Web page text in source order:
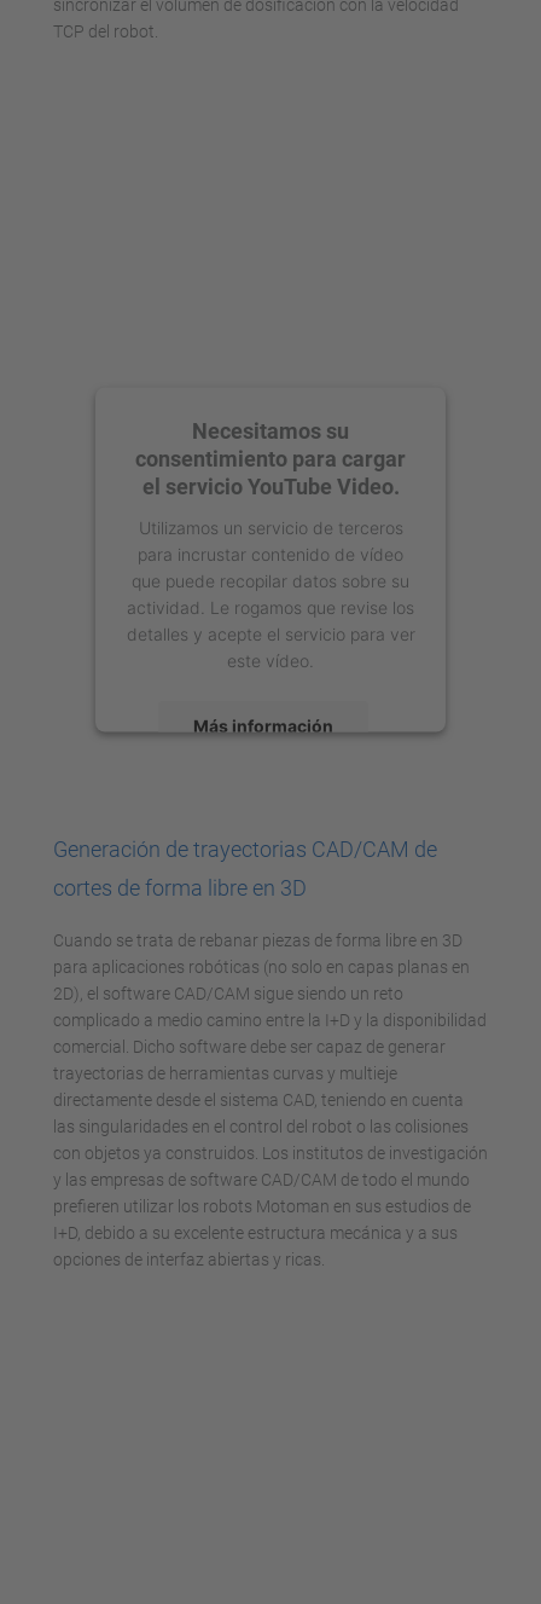
sincronizar el volumen de dosificación con la velocidad
TCP del robot.
Necesitamos su
consentimiento para cargar
el servicio YouTube Video.
Utilizamos un servicio de terceros
para incrustar contenido de vídeo
que puede recopilar datos sobre su
actividad. Le rogamos que revise los
detalles y acepte el servicio para ver
este vídeo.
Más información
Management Platform
Generación de trayectorias CAD/CAM de
cortes de forma libre en 3D
Cuando se trata de rebanar piezas de forma libre en 3D
para aplicaciones robóticas (no solo en capas planas en
2D), el software CAD/CAM sigue siendo un reto
complicado a medio camino entre la I+D y la disponibilidad
comercial. Dicho software debe ser capaz de generar
trayectorias de herramientas curvas y multieje
directamente desde el sistema CAD, teniendo en cuenta
las singularidades en el control del robot o las colisiones
con objetos ya construidos. Los institutos de investigación
y las empresas de software CAD/CAM de todo el mundo
prefieren utilizar los robots Motoman en sus estudios de
I+D, debido a su excelente estructura mecánica y a sus
opciones de interfaz abiertas y ricas.